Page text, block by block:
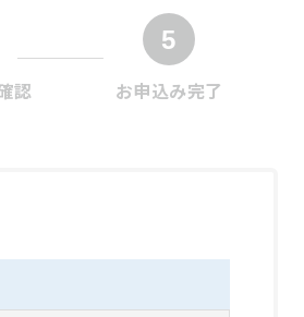
認 お申込み完了